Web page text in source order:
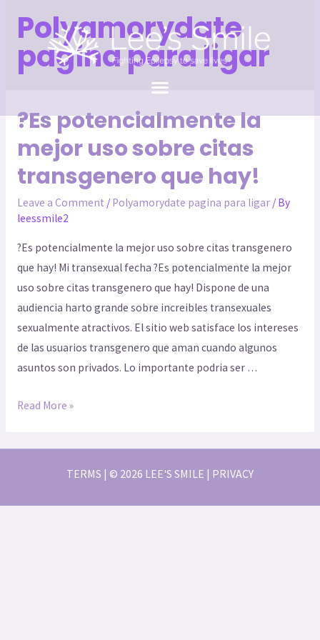
Polyamorydate
pagina para ligar
?Es potencialmente la
mejor uso sobre citas
transgenero que hay!
Leave a Comment / Polyamorydate pagina para ligar/ By
leessmile2
?Es potencialmente la mejor uso sobre citas transgenero
que hay! Mi transexual fecha ?Es potencialmente la mejor
uso sobre citas transgenero que hay! Dispone de una
audiencia harto grande sobre increibles transexuales
sexualmente atractivos. El sitio web satisface los intereses
de las usuarios transgenero que aman cuando algunos
asuntos son privados. Lo importante podri­a ser …
Read More »
TERMS | © 2026 LEE'S SMILE | PRIVACY